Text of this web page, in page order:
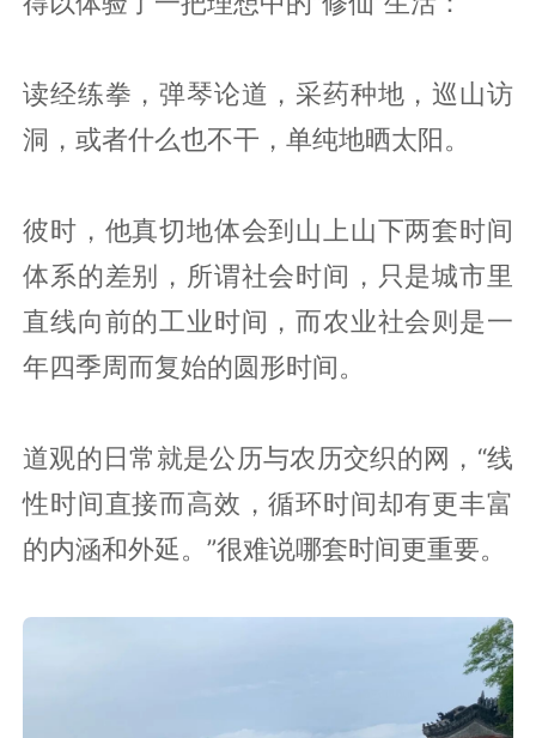
读经练拳，弹琴论道，采药种地，巡山访
洞，或者什么也不干，单纯地晒太阳。
彼时，他真切地体会到山上山下两套时间
体系的差别，所谓社会时间，只是城市里
直线向前的工业时间，而农业社会则是一
年四季周而复始的圆形时间。
道观的日常就是公历与农历交织的网，“线
性时间直接而高效，循环时间却有更丰富
的内涵和外延。”很难说哪套时间更重要。